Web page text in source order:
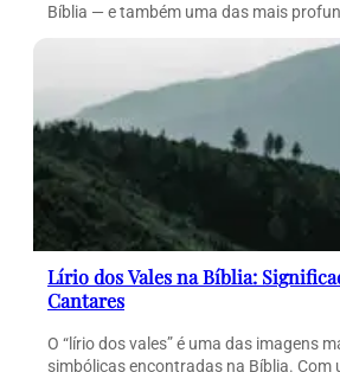
Bíblia — e também uma das mais
Lírio dos Vales na Bíblia:
Cantares
O “lírio dos vales” é uma das imagens
simbólicas encontradas na Bíblia. Com